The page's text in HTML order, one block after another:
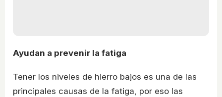
Ayudan a prevenir la fatiga
Tener los niveles de hierro bajos es una de las
principales causas de la fatiga, por eso las